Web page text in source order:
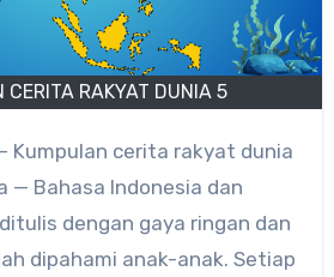
CERITA RAKYAT DUNIA 5
– Kumpulan cerita rakyat dunia
— Bahasa Indonesia dan
dengan gaya ringan dan
dipahami anak-anak. Setiap